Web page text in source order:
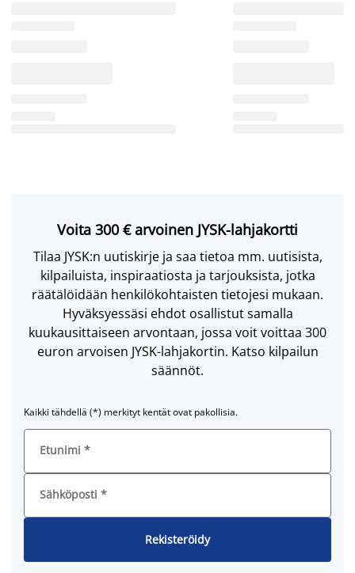
Voita 300 € arvoinen JYSK-lahjakortti
Tilaa JYSK:n uutiskirje ja saa tietoa mm. uutisista,
kilpailuista, inspiraatiosta ja tarjouksista, jotka
räätälöidään henkilökohtaisten tietojesi mukaan.
Hyväksyessäsi ehdot osallistut samalla
kuukausittaiseen arvontaan, jossa voit voittaa 300
euron arvoisen JYSK-lahjakortin. Katso kilpailun
säännöt.
Kaikki tähdellä (*) merkityt kentät ovat pakollisia.
Etunimi *
Sähköposti *
Rekisteröidy